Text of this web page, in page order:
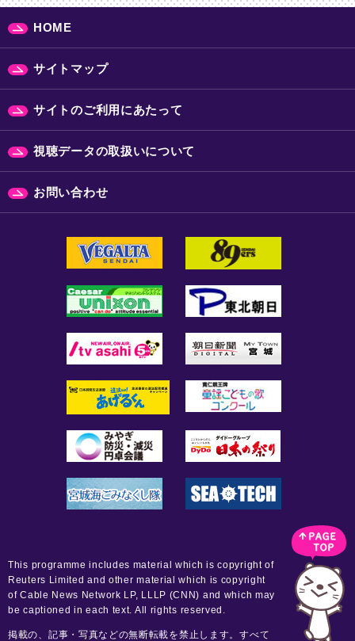
HOME
サイトマップ
サイトのご利用にあたって
視聴データの取扱いについて
お問い合わせ
This programme includes material which is copyright of
Reuters Limited and other material which is copyright
of Cable News Network LP, LLLP (CNN) and which may
be captioned in each text. All rights reserved.
掲載の、記事・写真などの無断転載を禁止します。すべて